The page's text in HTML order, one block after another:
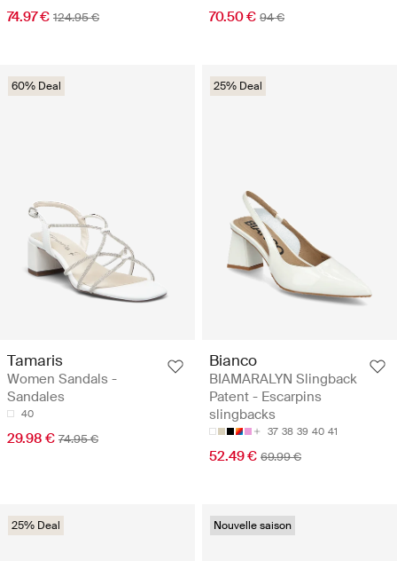
74.97 € 124.95 € 70.50 € 94 €
60% Deal
Tamaris
Women Sandals -
Sandales
40
29.98 € 74.95 €
25% Deal
Bianco
BIAMARALYN Slingback
Patent - Escarpins
slingbacks
37 38 39 40 41
52.49 € 69.99 €
25% Deal Nouvelle saison